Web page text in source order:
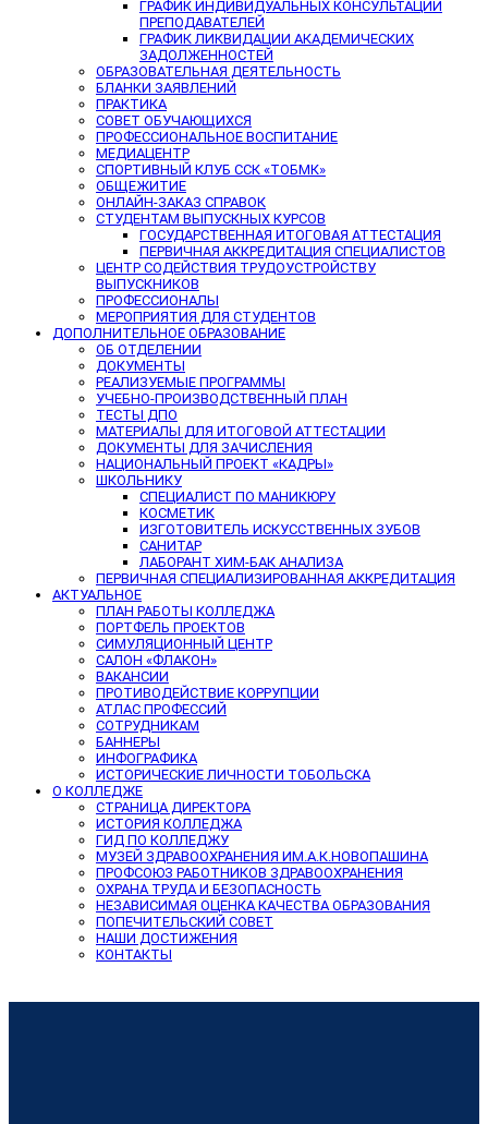
ГРАФИК ИНДИВИДУАЛЬНЫХ КОНСУЛЬТАЦИЙ
ПРЕПОДАВАТЕЛЕЙ
ГРАФИК ЛИКВИДАЦИИ АКАДЕМИЧЕСКИХ
ЗАДОЛЖЕННОСТЕЙ
ОБРАЗОВАТЕЛЬНАЯ ДЕЯТЕЛЬНОСТЬ
БЛАНКИ ЗАЯВЛЕНИЙ
ПРАКТИКА
СОВЕТ ОБУЧАЮЩИХСЯ
ПРОФЕССИОНАЛЬНОЕ ВОСПИТАНИЕ
МЕДИАЦЕНТР
СПОРТИВНЫЙ КЛУБ ССК «ТОБМК»
ОБЩЕЖИТИЕ
ОНЛАЙН-ЗАКАЗ СПРАВОК
СТУДЕНТАМ ВЫПУСКНЫХ КУРСОВ
ГОСУДАРСТВЕННАЯ ИТОГОВАЯ АТТЕСТАЦИЯ
ПЕРВИЧНАЯ АККРЕДИТАЦИЯ СПЕЦИАЛИСТОВ
ЦЕНТР СОДЕЙСТВИЯ ТРУДОУСТРОЙСТВУ
ВЫПУСКНИКОВ
ПРОФЕССИОНАЛЫ
МЕРОПРИЯТИЯ ДЛЯ СТУДЕНТОВ
ДОПОЛНИТЕЛЬНОЕ ОБРАЗОВАНИЕ
ОБ ОТДЕЛЕНИИ
ДОКУМЕНТЫ
РЕАЛИЗУЕМЫЕ ПРОГРАММЫ
УЧЕБНО-ПРОИЗВОДСТВЕННЫЙ ПЛАН
ТЕСТЫ ДПО
МАТЕРИАЛЫ ДЛЯ ИТОГОВОЙ АТТЕСТАЦИИ
ДОКУМЕНТЫ ДЛЯ ЗАЧИСЛЕНИЯ
НАЦИОНАЛЬНЫЙ ПРОЕКТ «КАДРЫ»
ШКОЛЬНИКУ
СПЕЦИАЛИСТ ПО МАНИКЮРУ
КОСМЕТИК
ИЗГОТОВИТЕЛЬ ИСКУССТВЕННЫХ ЗУБОВ
САНИТАР
ЛАБОРАНТ ХИМ-БАК АНАЛИЗА
ПЕРВИЧНАЯ СПЕЦИАЛИЗИРОВАННАЯ АККРЕДИТАЦИЯ
АКТУАЛЬНОЕ
ПЛАН РАБОТЫ КОЛЛЕДЖА
ПОРТФЕЛЬ ПРОЕКТОВ
СИМУЛЯЦИОННЫЙ ЦЕНТР
САЛОН «ФЛАКОН»
ВАКАНСИИ
ПРОТИВОДЕЙСТВИЕ КОРРУПЦИИ
АТЛАС ПРОФЕССИЙ
СОТРУДНИКАМ
БАННЕРЫ
ИНФОГРАФИКА
ИСТОРИЧЕСКИЕ ЛИЧНОСТИ ТОБОЛЬСКА
О КОЛЛЕДЖЕ
СТРАНИЦА ДИРЕКТОРА
ИСТОРИЯ КОЛЛЕДЖА
ГИД ПО КОЛЛЕДЖУ
МУЗЕЙ ЗДРАВООХРАНЕНИЯ ИМ.А.К.НОВОПАШИНА
ПРОФСОЮЗ РАБОТНИКОВ ЗДРАВООХРАНЕНИЯ
ОХРАНА ТРУДА И БЕЗОПАСНОСТЬ
НЕЗАВИСИМАЯ ОЦЕНКА КАЧЕСТВА ОБРАЗОВАНИЯ
ПОПЕЧИТЕЛЬСКИЙ СОВЕТ
НАШИ ДОСТИЖЕНИЯ
КОНТАКТЫ